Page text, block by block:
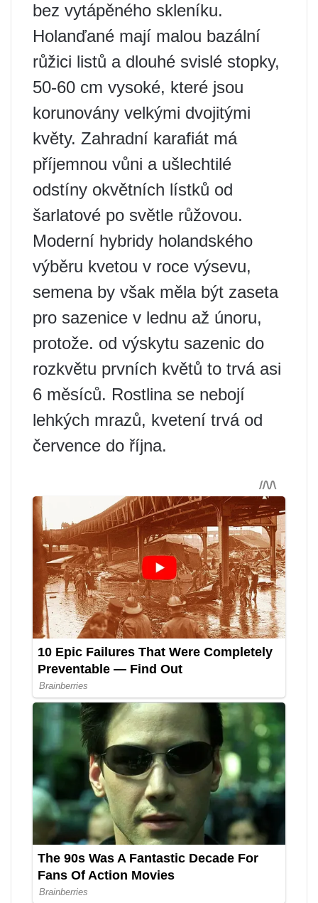
bez vytápěného skleníku.
Holanďané mají malou bazální
růžici listů a dlouhé svislé stopky,
50-60 cm vysoké, které jsou
korunovány velkými dvojitými
květy. Zahradní karafiát má
příjemnou vůni a ušlechtilé
odstíny okvětních lístků od
šarlatové po světle růžovou.
Moderní hybridy holandského
výběru kvetou v roce výsevu,
semena by však měla být zaseta
pro sazenice v lednu až únoru,
protože. od výskytu sazenic do
rozkvětu prvních květů to trvá asi
6 měsíců. Rostlina se nebojí
lehkých mrazů, kvetení trvá od
července do října.